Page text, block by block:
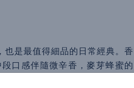
也是最值得細品的日常經典。香
口感伴隨微辛香，麥芽蜂蜜的
，建構出輕巧卻富有層次的節